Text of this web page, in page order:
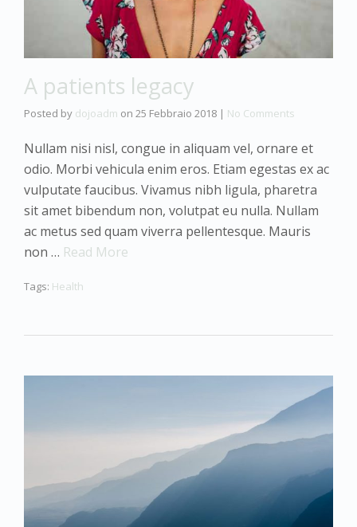
A patients legacy
Posted by dojoadm on 25 Febbraio 2018 | No Comments
Nullam nisi nisl, congue in aliquam vel, ornare et
odio. Morbi vehicula enim eros. Etiam egestas ex ac
vulputate faucibus. Vivamus nibh ligula, pharetra
sit amet bibendum non, volutpat eu nulla. Nullam
ac metus sed quam viverra pellentesque. Mauris
non … Read More
Tags: Health